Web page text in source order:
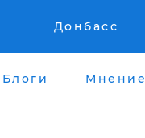
Донбасс
Блоги Мнение